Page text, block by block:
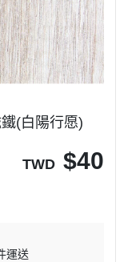
(白陽行愿)
TWD $40
運送